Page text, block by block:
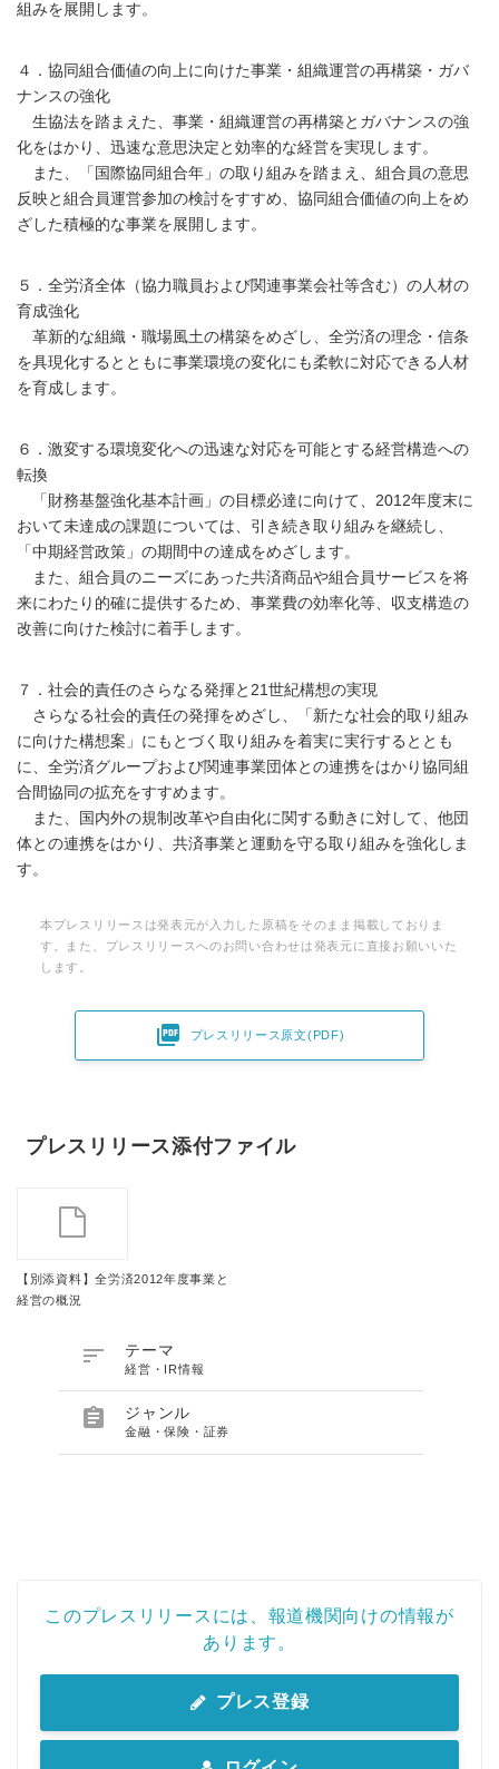
組みを展開します。
４．協同組合価値の向上に向けた事業・組織運営の再構築・ガバ
ナンスの強化
生協法を踏まえた、事業・組織運営の再構築とガバナンスの強
化をはかり、迅速な意思決定と効率的な経営を実現します。
また、「国際協同組合年」の取り組みを踏まえ、組合員の意思
反映と組合員運営参加の検討をすすめ、協同組合価値の向上をめ
ざした積極的な事業を展開します。
５．全労済全体（協力職員および関連事業会社等含む）の人材の
育成強化
革新的な組織・職場風土の構築をめざし、全労済の理念・信条
を具現化するとともに事業環境の変化にも柔軟に対応できる人材
を育成します。
６．激変する環境変化への迅速な対応を可能とする経営構造への
転換
「財務基盤強化基本計画」の目標必達に向けて、2012年度末に
おいて未達成の課題については、引き続き取り組みを継続し、
「中期経営政策」の期間中の達成をめざします。
また、組合員のニーズにあった共済商品や組合員サービスを将
来にわたり的確に提供するため、事業費の効率化等、収支構造の
改善に向けた検討に着手します。
７．社会的責任のさらなる発揮と21世紀構想の実現
さらなる社会的責任の発揮をめざし、「新たな社会的取り組み
に向けた構想案」にもとづく取り組みを着実に実行するととも
に、全労済グループおよび関連事業団体との連携をはかり協同組
合間協同の拡充をすすめます。
また、国内外の規制改革や自由化に関する動きに対して、他団
体との連携をはかり、共済事業と運動を守る取り組みを強化しま
す。
本プレスリリースは発表元が入力した原稿をそのまま掲載しておりま
す。また、プレスリリースへのお問い合わせは発表元に直接お願いいた
します。
 プレスリリース原文(PDF)
プレスリリース添付ファイル
【別添資料】全労済2012年度事業と
経営の概況
 テーマ
経営・IR情報
 ジャンル
金融・保険・証券
このプレスリリースには、報道機関向けの情報が
あります。
プレス登録